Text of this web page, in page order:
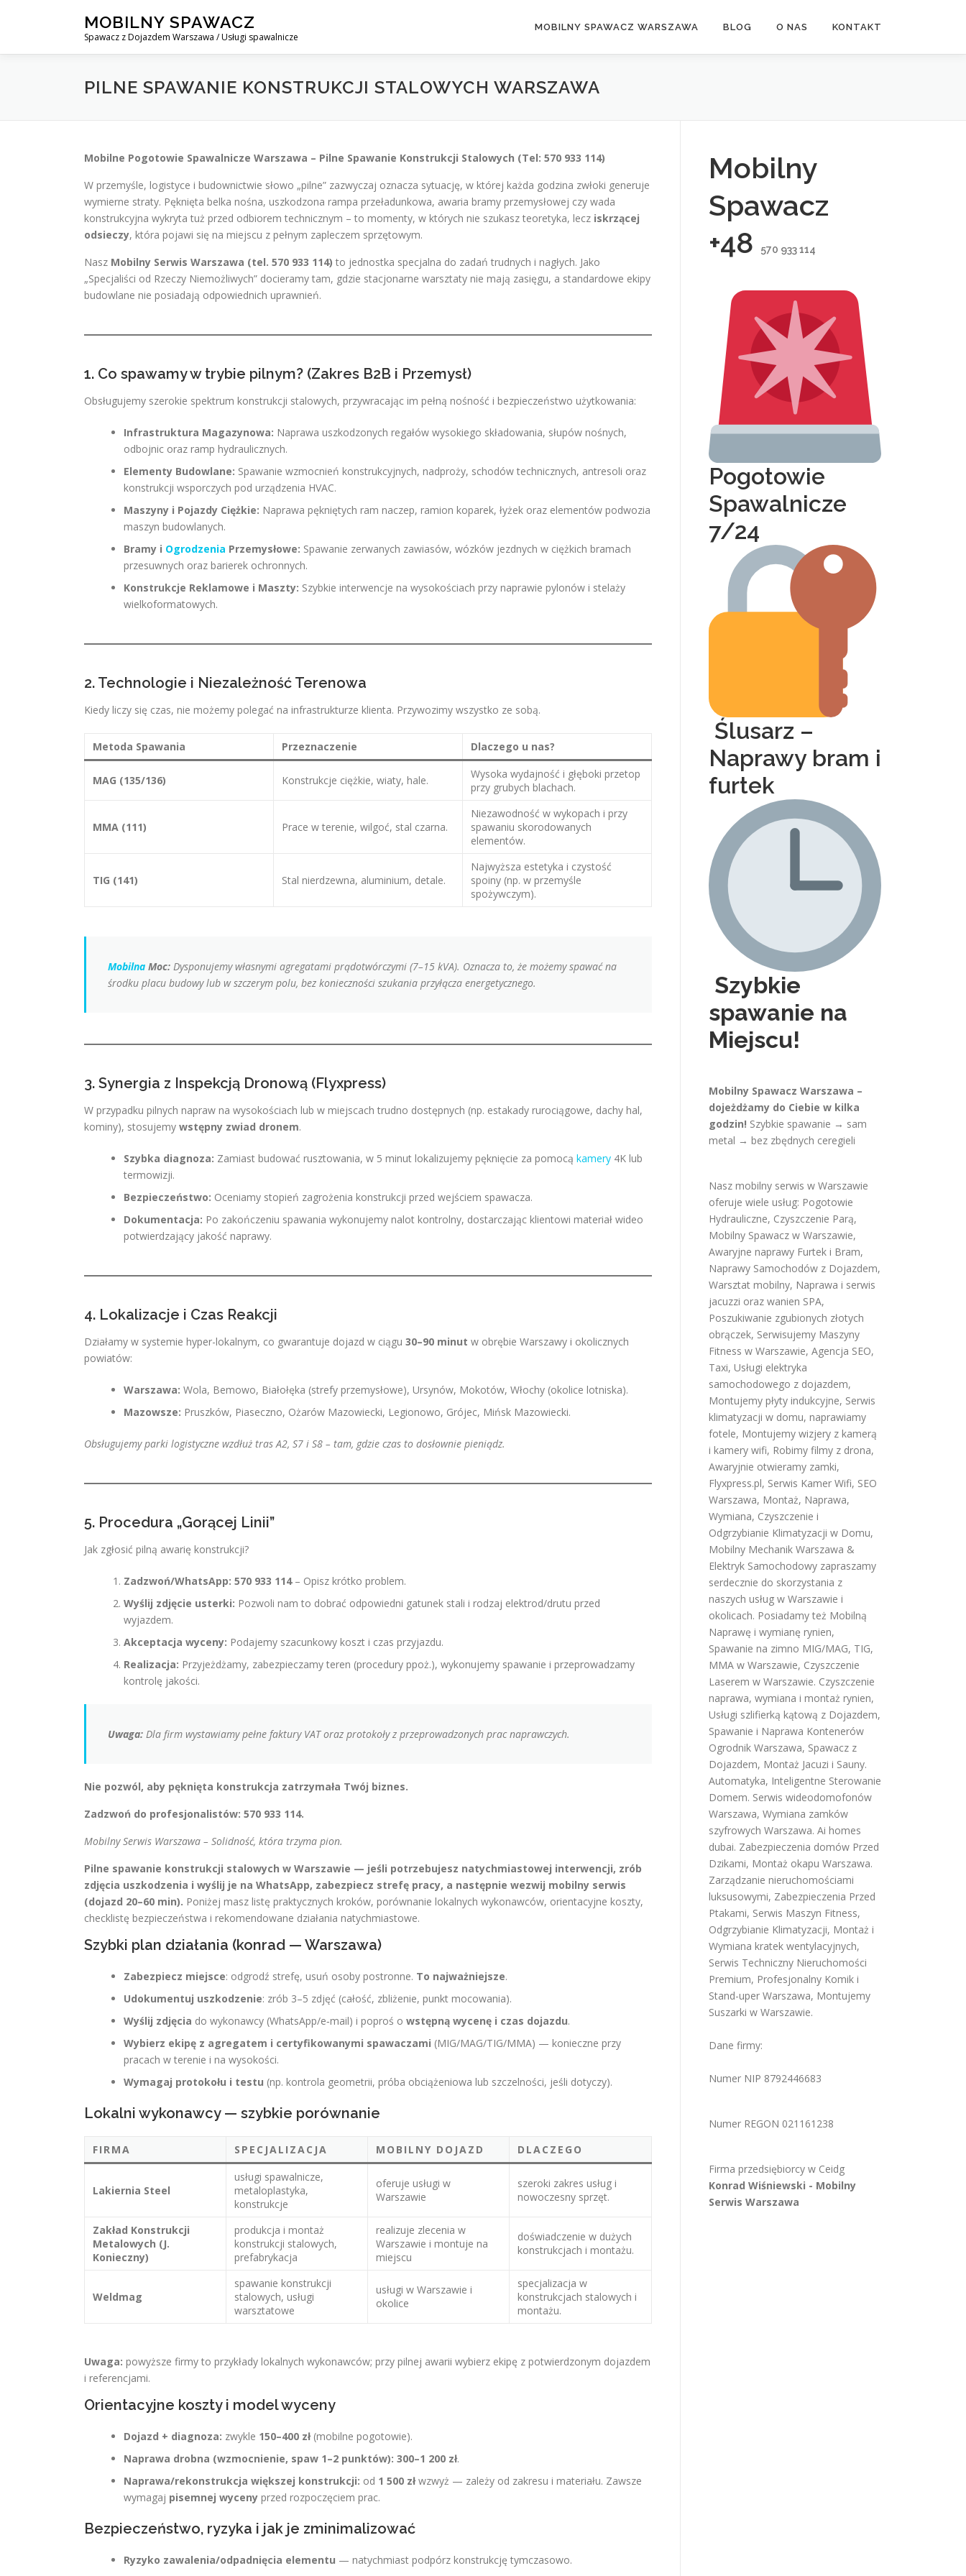
MOBILNY SPAWACZ
Spawacz z Dojazdem Warszawa / Usługi spawalnicze
MOBILNY SPAWACZ WARSZAWA BLOG O NAS KONTAKT
PILNE SPAWANIE KONSTRUKCJI STALOWYCH WARSZAWA
Mobilne Pogotowie Spawalnicze Warszawa – Pilne Spawanie Konstrukcji Stalowych (Tel: 570 933 114)
W przemyśle, logistyce i budownictwie słowo „pilne” zazwyczaj oznacza sytuację, w której każda godzina zwłoki generuje
wymierne straty. Pęknięta belka nośna, uszkodzona rampa przeładunkowa, awaria bramy przemysłowej czy wada
konstrukcyjna wykryta tuż przed odbiorem technicznym – to momenty, w których nie szukasz teoretyka, lecz iskrzącej
odsieczy, która pojawi się na miejscu z pełnym zapleczem sprzętowym.
Nasz Mobilny Serwis Warszawa (tel. 570 933 114) to jednostka specjalna do zadań trudnych i nagłych. Jako
„Specjaliści od Rzeczy Niemożliwych” docieramy tam, gdzie stacjonarne warsztaty nie mają zasięgu, a standardowe ekipy
budowlane nie posiadają odpowiednich uprawnień.
1. Co spawamy w trybie pilnym? (Zakres B2B i Przemysł)
Obsługujemy szerokie spektrum konstrukcji stalowych, przywracając im pełną nośność i bezpieczeństwo użytkowania:
Infrastruktura Magazynowa: Naprawa uszkodzonych regałów wysokiego składowania, słupów nośnych,
odbojnic oraz ramp hydraulicznych.
Elementy Budowlane: Spawanie wzmocnień konstrukcyjnych, nadproży, schodów technicznych, antresoli oraz
konstrukcji wsporczych pod urządzenia HVAC.
Maszyny i Pojazdy Ciężkie: Naprawa pękniętych ram naczep, ramion koparek, łyżek oraz elementów podwozia
maszyn budowlanych.
Bramy i Ogrodzenia Przemysłowe: Spawanie zerwanych zawiasów, wózków jezdnych w ciężkich bramach
przesuwnych oraz barierek ochronnych.
Konstrukcje Reklamowe i Maszty: Szybkie interwencje na wysokościach przy naprawie pylonów i stelaży
wielkoformatowych.
2. Technologie i Niezależność Terenowa
Kiedy liczy się czas, nie możemy polegać na infrastrukturze klienta. Przywozimy wszystko ze sobą.
Metoda Spawania Przeznaczenie Dlaczego u nas?
MAG (135/136) Konstrukcje ciężkie, wiaty, hale.
Wysoka wydajność i głęboki przetop
przy grubych blachach.
MMA (111) Prace w terenie, wilgoć, stal czarna.
Niezawodność w wykopach i przy
spawaniu skorodowanych
elementów.
TIG (141) Stal nierdzewna, aluminium, detale.
Najwyższa estetyka i czystość
spoiny (np. w przemyśle
spożywczym).
Mobilna Moc: Dysponujemy własnymi agregatami prądotwórczymi (7–15 kVA). Oznacza to, że możemy spawać na
środku placu budowy lub w szczerym polu, bez konieczności szukania przyłącza energetycznego.
3. Synergia z Inspekcją Dronową (Flyxpress)
W przypadku pilnych napraw na wysokościach lub w miejscach trudno dostępnych (np. estakady rurociągowe, dachy hal,
kominy), stosujemy wstępny zwiad dronem.
Szybka diagnoza: Zamiast budować rusztowania, w 5 minut lokalizujemy pęknięcie za pomocą kamery 4K lub
termowizji.
Bezpieczeństwo: Oceniamy stopień zagrożenia konstrukcji przed wejściem spawacza.
Dokumentacja: Po zakończeniu spawania wykonujemy nalot kontrolny, dostarczając klientowi materiał wideo
potwierdzający jakość naprawy.
4. Lokalizacje i Czas Reakcji
Działamy w systemie hyper-lokalnym, co gwarantuje dojazd w ciągu 30–90 minut w obrębie Warszawy i okolicznych
powiatów:
Warszawa: Wola, Bemowo, Białołęka (strefy przemysłowe), Ursynów, Mokotów, Włochy (okolice lotniska).
Mazowsze: Pruszków, Piaseczno, Ożarów Mazowiecki, Legionowo, Grójec, Mińsk Mazowiecki.
Obsługujemy parki logistyczne wzdłuż tras A2, S7 i S8 – tam, gdzie czas to dosłownie pieniądz.
5. Procedura „Gorącej Linii”
Jak zgłosić pilną awarię konstrukcji?
Zadzwoń/WhatsApp: 570 933 114– Opisz krótko problem.
Wyślij zdjęcie usterki: Pozwoli nam to dobrać odpowiedni gatunek stali i rodzaj elektrod/drutu przed
wyjazdem.
Akceptacja wyceny: Podajemy szacunkowy koszt i czas przyjazdu.
Realizacja: Przyjeżdżamy, zabezpieczamy teren (procedury ppoż.), wykonujemy spawanie i przeprowadzamy
kontrolę jakości.
Uwaga: Dla firm wystawiamy pełne faktury VAT oraz protokoły z przeprowadzonych prac naprawczych.
Nie pozwól, aby pęknięta konstrukcja zatrzymała Twój biznes.
Zadzwoń do profesjonalistów: 570 933 114.
Mobilny Serwis Warszawa – Solidność, która trzyma pion.
Pilne spawanie konstrukcji stalowych w Warszawie — jeśli potrzebujesz natychmiastowej interwencji, zrób
zdjęcia uszkodzenia i wyślij je na WhatsApp, zabezpiecz strefę pracy, a następnie wezwij mobilny serwis
(dojazd 20–60 min). Poniżej masz listę praktycznych kroków, porównanie lokalnych wykonawców, orientacyjne koszty,
checklistę bezpieczeństwa i rekomendowane działania natychmiastowe.
Szybki plan działania (konrad — Warszawa)
Zabezpiecz miejsce: odgrodź strefę, usuń osoby postronne. To najważniejsze.
Udokumentuj uszkodzenie: zrób 3–5 zdjęć (całość, zbliżenie, punkt mocowania).
Wyślij zdjęcia do wykonawcy (WhatsApp/e‑mail) i poproś o wstępną wycenę i czas dojazdu.
Wybierz ekipę z agregatem i certyfikowanymi spawaczami (MIG/MAG/TIG/MMA) — konieczne przy
pracach w terenie i na wysokości.
Wymagaj protokołu i testu (np. kontrola geometrii, próba obciążeniowa lub szczelności, jeśli dotyczy).
Lokalni wykonawcy — szybkie porównanie
FIRMA SPECJALIZACJA MOBILNY DOJAZD DLACZEGO
Lakiernia Steel
usługi spawalnicze,
metaloplastyka,
konstrukcje
oferuje usługi w
Warszawie
szeroki zakres usług i
nowoczesny sprzęt.
Zakład Konstrukcji
Metalowych (J.
Konieczny)
produkcja i montaż
konstrukcji stalowych,
prefabrykacja
realizuje zlecenia w
Warszawie i montuje na
miejscu
doświadczenie w dużych
konstrukcjach i montażu.
Weldmag
spawanie konstrukcji
stalowych, usługi
warsztatowe
usługi w Warszawie i
okolice
specjalizacja w
konstrukcjach stalowych i
montażu.
Uwaga: powyższe firmy to przykłady lokalnych wykonawców; przy pilnej awarii wybierz ekipę z potwierdzonym dojazdem
i referencjami.
Orientacyjne koszty i model wyceny
Dojazd + diagnoza: zwykle 150–400 zł(mobilne pogotowie).
Naprawa drobna (wzmocnienie, spaw 1–2 punktów): 300–1 200 zł.
Naprawa/rekonstrukcja większej konstrukcji: od 1 500 złwzwyż — zależy od zakresu i materiału. Zawsze
wymagaj pisemnej wyceny przed rozpoczęciem prac.
Bezpieczeństwo, ryzyka i jak je zminimalizować
Ryzyko zawalenia/odpadnięcia elementu — natychmiast podpórz konstrukcję tymczasowo.
Mobilny
Spawacz
+48
570 933 114
Pogotowie
Spawalnicze
7/24
Ślusarz –
Naprawy bram i
furtek
Szybkie
spawanie na
Miejscu!
Mobilny Spawacz Warszawa –
dojeżdżamy do Ciebie w kilka
godzin! Szybkie spawanie → sam
metal → bez zbędnych ceregieli
Nasz mobilny serwis w Warszawie
oferuje wiele usług: Pogotowie
Hydrauliczne, Czyszczenie Parą,
Mobilny Spawacz w Warszawie,
Awaryjne naprawy Furtek i Bram,
Naprawy Samochodów z Dojazdem,
Warsztat mobilny, Naprawa i serwis
jacuzzi oraz wanien SPA,
Poszukiwanie zgubionych złotych
obrączek, Serwisujemy Maszyny
Fitness w Warszawie, Agencja SEO,
Taxi, Usługi elektryka
samochodowego z dojazdem,
Montujemy płyty indukcyjne, Serwis
klimatyzacji w domu, naprawiamy
fotele, Montujemy wizjery z kamerą
i kamery wifi, Robimy filmy z drona,
Awaryjnie otwieramy zamki,
Flyxpress.pl, Serwis Kamer Wifi, SEO
Warszawa, Montaż, Naprawa,
Wymiana, Czyszczenie i
Odgrzybianie Klimatyzacji w Domu,
Mobilny Mechanik Warszawa &
Elektryk Samochodowy zapraszamy
serdecznie do skorzystania z
naszych usług w Warszawie i
okolicach. Posiadamy też Mobilną
Naprawę i wymianę rynien,
Spawanie na zimno MIG/MAG, TIG,
MMA w Warszawie, Czyszczenie
Laserem w Warszawie. Czyszczenie
naprawa, wymiana i montaż rynien,
Usługi szlifierką kątową z Dojazdem,
Spawanie i Naprawa Kontenerów
Ogrodnik Warszawa, Spawacz z
Dojazdem, Montaż Jacuzi i Sauny.
Automatyka, Inteligentne Sterowanie
Domem. Serwis wideodomofonów
Warszawa, Wymiana zamków
szyfrowych Warszawa. Ai homes
dubai. Zabezpieczenia domów Przed
Dzikami, Montaż okapu Warszawa.
Zarządzanie nieruchomościami
luksusowymi, Zabezpieczenia Przed
Ptakami, Serwis Maszyn Fitness,
Odgrzybianie Klimatyzacji, Montaż i
Wymiana kratek wentylacyjnych,
Serwis Techniczny Nieruchomości
Premium, Profesjonalny Komik i
Stand-uper Warszawa, Montujemy
Suszarki w Warszawie.
Dane firmy:
Numer NIP 8792446683
Numer REGON 021161238
Firma przedsiębiorcy w Ceidg
Konrad Wiśniewski - Mobilny
Serwis Warszawa